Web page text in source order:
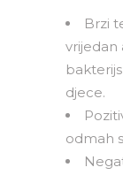
Brzi
vrijedan
djece.
odmah